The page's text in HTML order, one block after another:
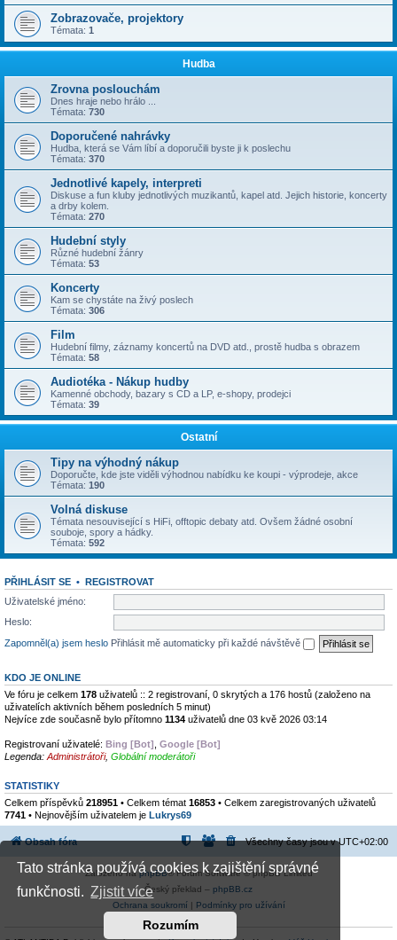
Tato stránka používá cookies k zajištění správné
funkčnosti. Zjistit více
Rozumím
Zobrazovače, projektory
Témata: 1
Hudba
Zrovna poslouchám
Dnes hraje nebo hrálo ...
Témata: 730
Doporučené nahrávky
Hudba, která se Vám líbí a doporučili byste ji k poslechu
Témata: 370
Jednotlivé kapely, interpreti
Diskuse a fun kluby jednotlivých muzikantů, kapel atd. Jejich historie, koncerty
a drby kolem.
Témata: 270
Hudební styly
Různé hudební žánry
Témata: 53
Koncerty
Kam se chystáte na živý poslech
Témata: 306
Film
Hudební filmy, záznamy koncertů na DVD atd., prostě hudba s obrazem
Témata: 58
Audiotéka - Nákup hudby
Kamenné obchody, bazary s CD a LP, e-shopy, prodejci
Témata: 39
Ostatní
Tipy na výhodný nákup
Doporučte, kde jste viděli výhodnou nabídku ke koupi - výprodeje, akce
Témata: 190
Volná diskuse
Témata nesouvisející s HiFi, offtopic debaty atd. Ovšem žádné osobní
souboje, spory a hádky.
Témata: 592
PŘIHLÁSIT SE • REGISTROVAT
Uživatelské jméno:
Heslo:
Zapomněl(a) jsem heslo Přihlásit mě automaticky při každé návštěvě
KDO JE ONLINE
Ve fóru je celkem 178 uživatelů :: 2 registrovaní, 0 skrytých a 176 hostů (založeno na
uživatelích aktivních během posledních 5 minut)
Nejvíce zde současně bylo přítomno 1134 uživatelů dne 03 kvě 2026 03:14
Registrovaní uživatelé: Bing [Bot] Google [Bot]
Legenda: Administrátoři, Globální moderátoři
STATISTIKY
Celkem příspěvků 218951 • Celkem témat 16853 • Celkem zaregistrovaných uživatelů
7741 • Nejnovějším uživatelem je Lukrys69
Obsah fóra Všechny časy jsou vUTC+02:00
Založeno naphpBB® Forum Software © phpBB Limited
Český překlad – phpBB.cz
Ochrana soukromí| Podmínky pro užívání